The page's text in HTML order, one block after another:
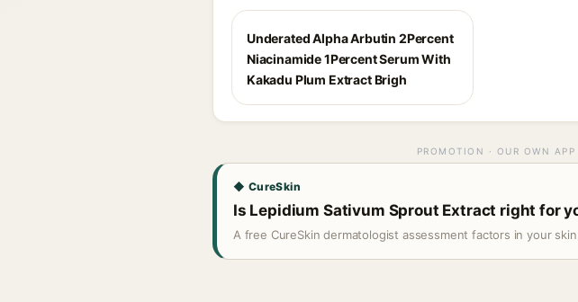
Underated Alpha Arbutin 2Percent
Niacinamide 1Percent Serum With
Kakadu Plum Extract Brigh
PROMOTION · OUR OWN
◆ CureSkin
Is Lepidium Sativum Sprout Extract right for
A free CureSkin dermatologist assessment factors in your